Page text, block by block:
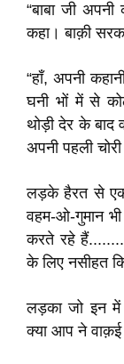
“बाबा जी
कहा। बाक़ी
“हाँ, अपनी
घनी भों में से
थोड़ी देर के
अपनी पहली
लड़के हैरत से
वहम-ओ-गुमान भी
करते रहे हैं........
के लिए नसीहत
लड़का जो इन में
क्या आप ने वाक़ई